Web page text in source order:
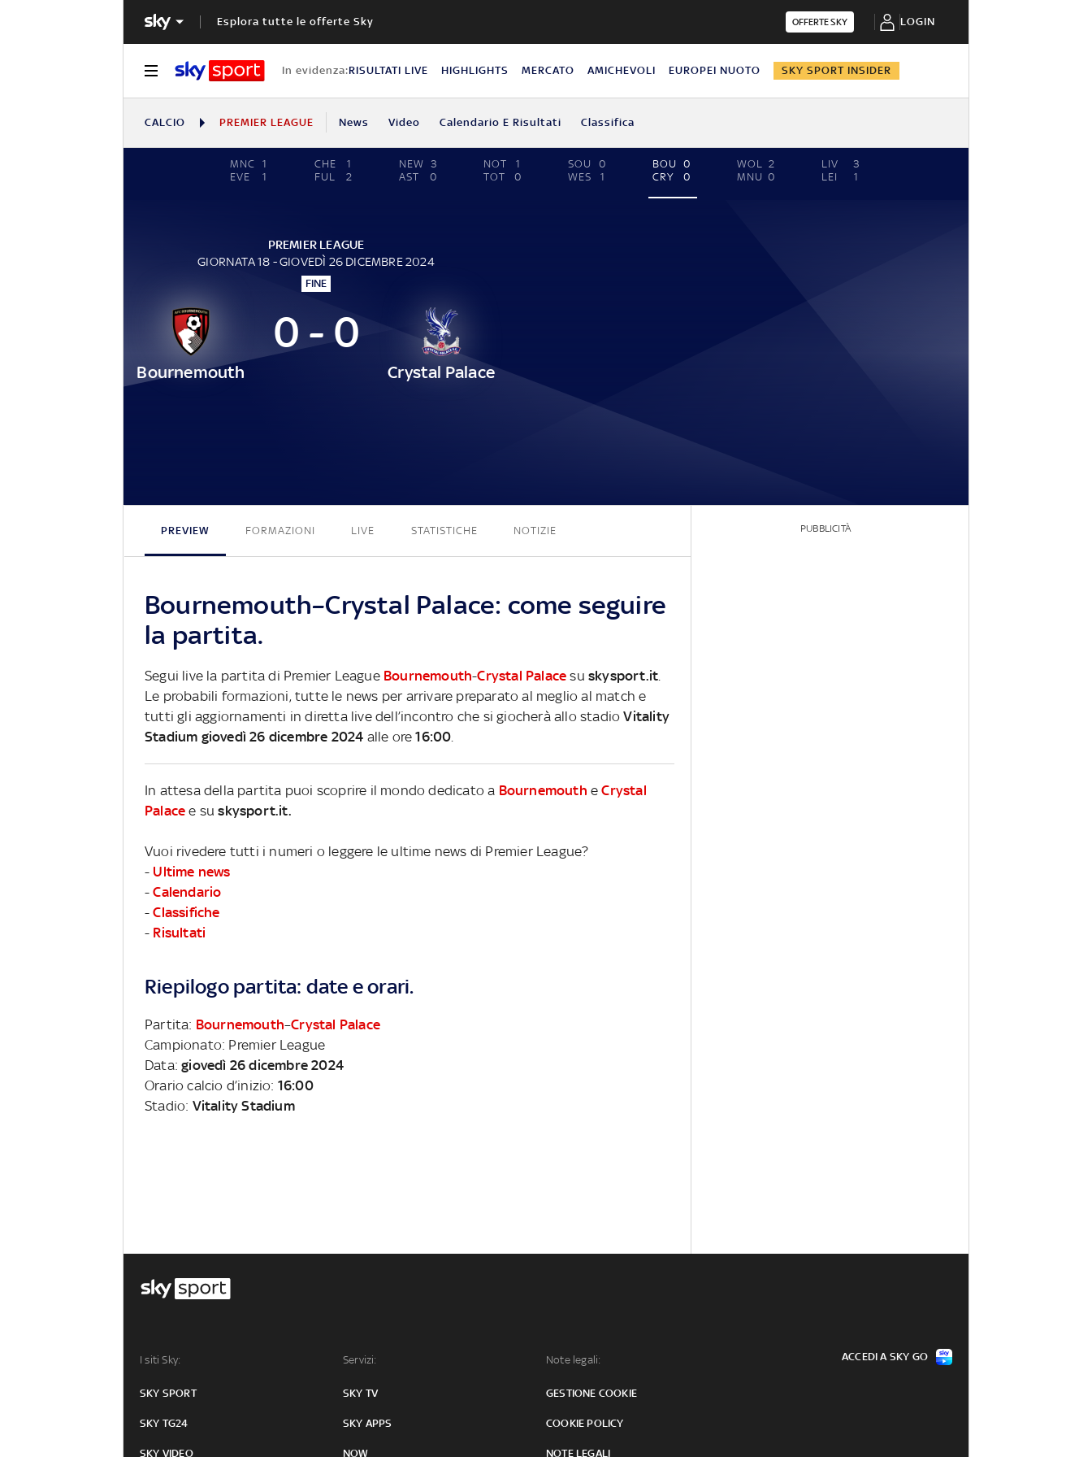
Esplora tutte le offerte Sky OFFERTE SKY LOGIN
In evidenza:RISULTATI LIVE HIGHLIGHTS MERCATO AMICHEVOLI EUROPEI NUOTO SKY SPORT INSIDER
CALCIO PREMIER LEAGUE News Video Calendario E Risultati Classifica
MNC
1
EVE
1
CHE
1
FUL
2
NEW 3
AST
0
NOT
1
TOT
0
SOU
0
WES
1
BOU 0
CRY
0
WOL
2
MNU 0
LIV
3
LEI
1
PREMIER LEAGUE
GIORNATA 18 - GIOVEDÌ 26 DICEMBRE 2024
FINE
Bournemouth
0 - 0
Crystal Palace
PREVIEW FORMAZIONI LIVE STATISTICHE NOTIZIE
Bournemouth–Crystal Palace: come seguire
la partita.
Segui live la partita di Premier League Bournemouth-Crystal Palace suskysport.it
Le probabili formazioni, tutte le news per arrivare preparato al meglio al match e
tutti gli aggiornamenti in diretta live dell’incontro che si giocherà allo stadioVitality
Stadium giovedì 26 dicembre 2024 alle ore16:00
In attesa della partita puoi scoprire il mondo dedicato a Bournemouth eCrystal
Palace e suskysport.it.
Vuoi rivedere tutti i numeri o leggere le ultime news di Premier League?
- Ultime news
-Calendario
-Classifiche
- Risultati
Riepilogo partita: date e orari.
Partita: Bournemouth–Crystal Palace
Campionato: Premier League
Data:giovedì 26 dicembre 2024
Orario calcio d’inizio: 16:00
Stadio: Vitality Stadium
PUBBLICITÀ
I siti Sky:
SKY SPORT
SKY TG24
SKY VIDEO
Servizi:
SKY TV
SKY APPS
NOW
Note legali:
GESTIONE COOKIE
COOKIE POLICY
NOTE LEGALI
ACCEDI A SKY GO